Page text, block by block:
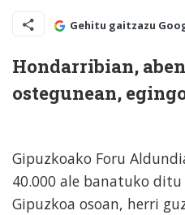
Gehitu gaitzazu
Hondarribian,
ostegunean,
Gipuzkoako Foru
40.000 ale banatuko
Gipuzkoa osoan, herri